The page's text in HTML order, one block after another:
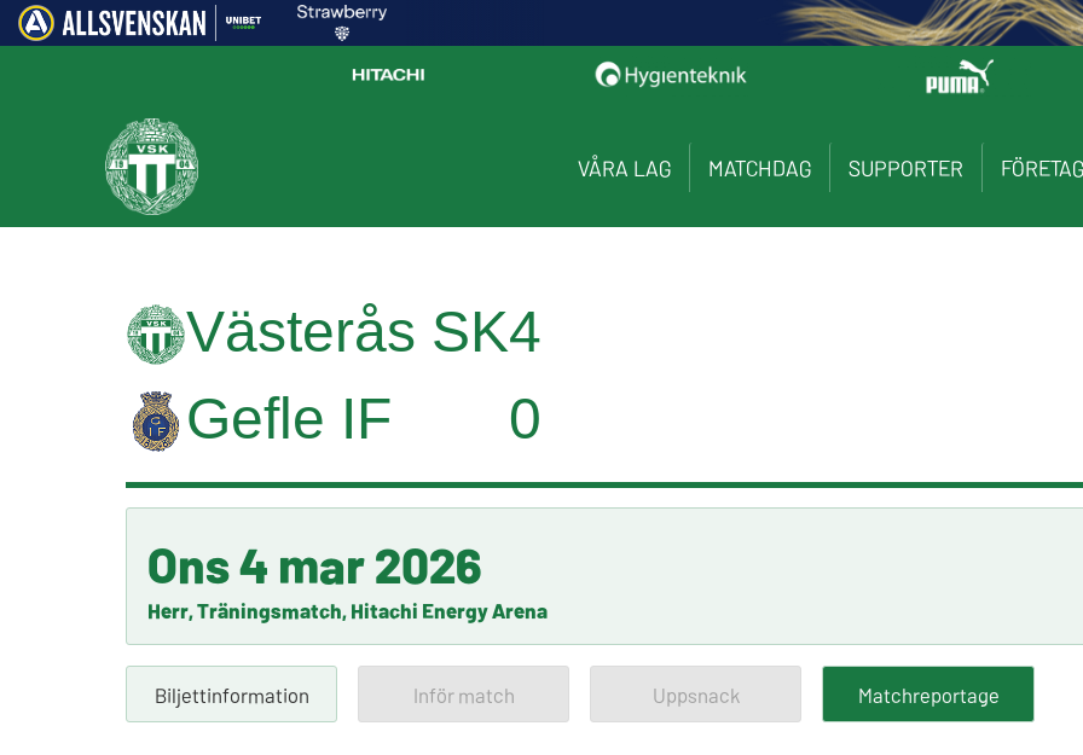
VÅRA LAG MATCHDAG SUPPORTER FÖRETAG
Västerås SK4
Gefle IF
0
Ons 4 mar 2026
Herr, Träningsmatch, Hitachi Energy Arena
Biljettinformation Inför match Uppsnack Matchreportage